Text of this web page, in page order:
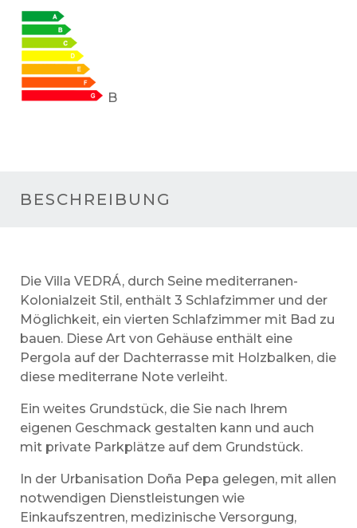
B
BESCHREIBUNG
Die Villa VEDRÁ, durch Seine mediterranen-
Kolonialzeit Stil, enthält 3 Schlafzimmer und der
Möglichkeit, ein vierten Schlafzimmer mit Bad zu
bauen. Diese Art von Gehäuse enthält eine
Pergola auf der Dachterrasse mit Holzbalken, die
diese mediterrane Note verleiht.
Ein weites Grundstück, die Sie nach Ihrem
eigenen Geschmack gestalten kann und auch
mit private Parkplätze auf dem Grundstück.
In der Urbanisation Doña Pepa gelegen, mit allen
notwendigen Dienstleistungen wie
Einkaufszentren, medizinische Versorgung,